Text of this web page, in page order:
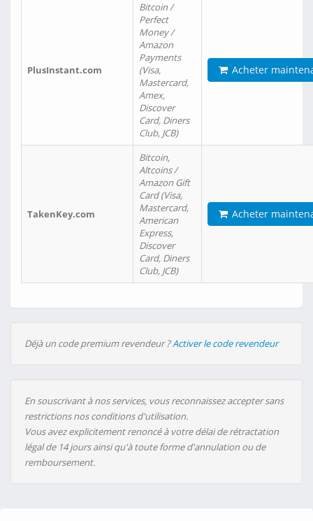
PlusInstant.com
Bitcoin /
Perfect
Money /
Amazon
Payments
(Visa,
Mastercard,
Amex,
Discover
Card, Diners
Club, JCB)
Acheter
TakenKey.com
Bitcoin,
Altcoins /
Amazon Gift
Card (Visa,
Mastercard,
American
Express,
Discover
Card, Diners
Club, JCB)
Acheter
Déjà un code premium revendeur ?Activer le code revendeur
En souscrivant à nos services, vous reconnaissez accepter sans
restrictions nos conditions d'utilisation.
Vous avez explicitement renoncé à votre délai de rétractation
légal de 14 jours ainsi qu'à toute forme d'annulation ou de
remboursement.